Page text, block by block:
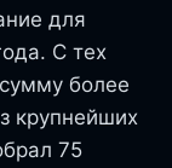
для
С тех
более
крупнейших
75